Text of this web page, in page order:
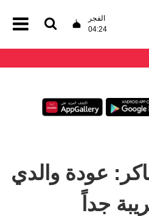
الفجر
04:24
عودة والدي
جداً